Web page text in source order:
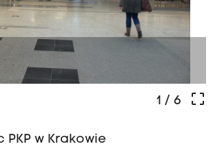
crop_free
1 / 6
PKP w Krakowie